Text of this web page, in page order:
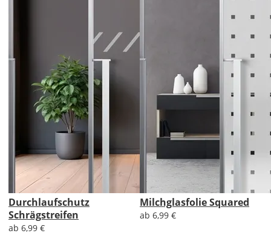
Durchlaufschutz
Schrägstreifen
ab 6,99 €
Milchglasfolie Squared
ab 6,99 €